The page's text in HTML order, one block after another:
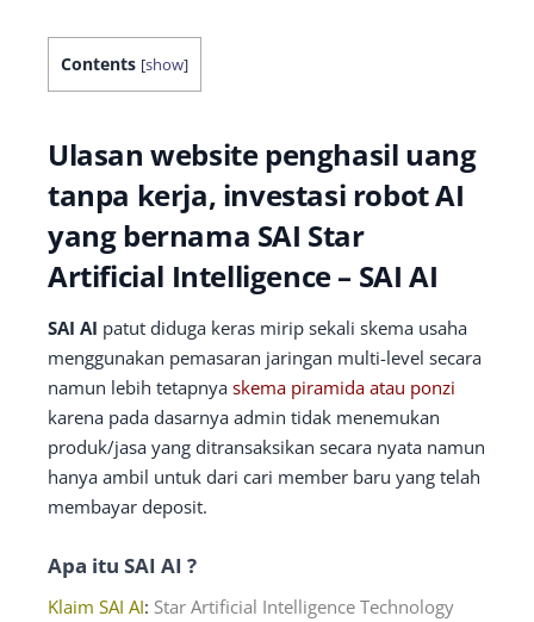
Contents [show]
Ulasan website penghasil uang
tanpa kerja, investasi robot AI
yang bernama SAI Star
Artificial Intelligence – SAI AI
SAI AI patut diduga keras mirip sekali skema usaha
menggunakan pemasaran jaringan multi-level secara
namun lebih tetapnya skema piramida atau ponzi
karena pada dasarnya admin tidak menemukan
produk/jasa yang ditransaksikan secara nyata namun
hanya ambil untuk dari cari member baru yang telah
membayar deposit.
Apa itu SAI AI ?
Klaim SAI AI: Star Artificial Intelligence Technology